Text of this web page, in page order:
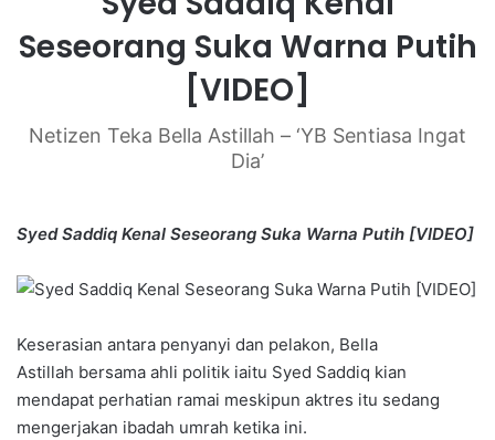
Seseorang Suka Warna Putih
[VIDEO]
Netizen Teka Bella Astillah – ‘YB Sentiasa Ingat
Dia’
Syed Saddiq Kenal Seseorang Suka Warna Putih [VIDEO]
Keserasian antara penyanyi dan pelakon, Bella
Astillah bersama ahli politik iaitu Syed Saddiq kian
mendapat perhatian ramai meskipun aktres itu sedang
mengerjakan ibadah umrah ketika ini.